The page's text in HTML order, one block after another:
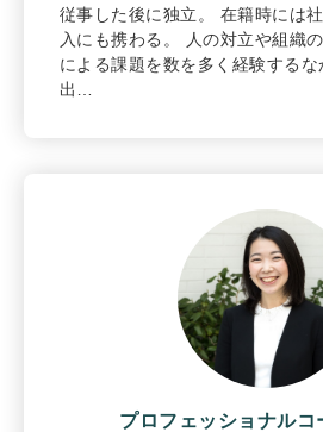
従事した後に独立。 在籍時には
入にも携わる。 人の対立や組織
による課題を数を多く経験するな
出…
プロフェッショナルコ